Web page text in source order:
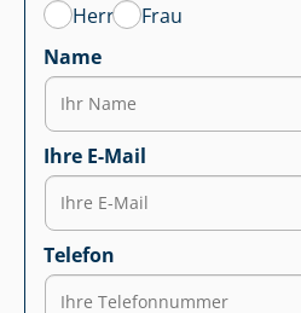
Herr
Frau
Name
Ihre E-Mail
Telefon